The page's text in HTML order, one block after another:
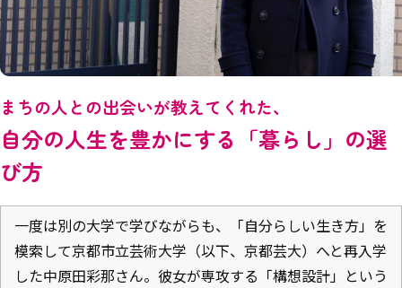
まちの人との出会いが教えてくれた、
自分の人生を豊かにする「暮らし」の選
び方
一度は別の大学で学びながらも、「自分らしい生き方」を
模索して京都市立芸術大学（以下、京都芸大）へと再入学
した中原田彩那さん。彼女が専攻する「構想設計」という